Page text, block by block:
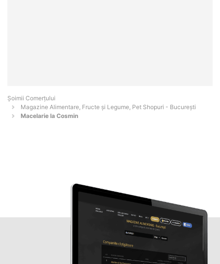
Șoimii Comerțului
Magazine Alimentare, Fructe și Legume, Pet Shopuri - Bucureşti
Macelarie la Cosmin